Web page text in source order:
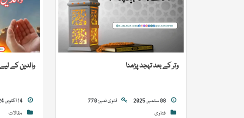
وتر کے بعد تہجد پڑھنا
فتوی نمبر: 770
فتاوی
والدین کے
مقالات